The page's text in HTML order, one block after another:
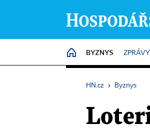
HOME
BYZNYS ZPRÁVY
HN.cz › Byznys